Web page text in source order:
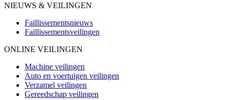
NIEUWS & VEILINGEN
Faillissementsnieuws
Faillissementsveilingen
ONLINE VEILINGEN
Machine veilingen
Auto en voertuigen veilingen
Verzamel veilingen
Gereedschap veilingen